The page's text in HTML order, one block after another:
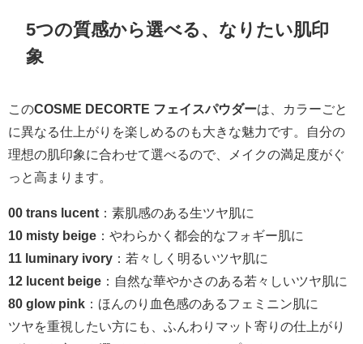
5つの質感から選べる、なりたい肌印
象
このCOSME DECORTE フェイスパウダーは、カラーごと
に異なる仕上がりを楽しめるのも大きな魅力です。自分の
理想の肌印象に合わせて選べるので、メイクの満足度がぐ
っと高まります。
00 trans lucent ：素肌感のある生ツヤ肌に
10 misty beige ：やわらかく都会的なフォギー肌に
11 luminary ivory ：若々しく明るいツヤ肌に
12 lucent beige ：自然な華やかさのある若々しいツヤ肌に
80 glow pink ：ほんのり血色感のあるフェミニン肌に
ツヤを重視したい方にも、ふんわりマット寄りの仕上がり